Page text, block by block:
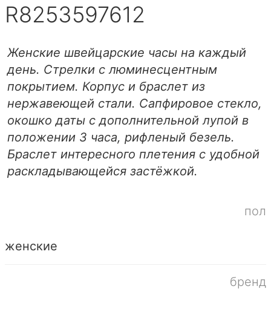
R8253597612
Женские швейцарские часы на каждый
день. Стрелки с люминесцентным
покрытием. Корпус и браслет из
нержавеющей стали. Сапфировое стекло,
окошко даты с дополнительной лупой в
положении 3 часа, рифленый безель.
Браслет интересного плетения с удобной
раскладывающейся застёжкой.
пол
женские
бренд